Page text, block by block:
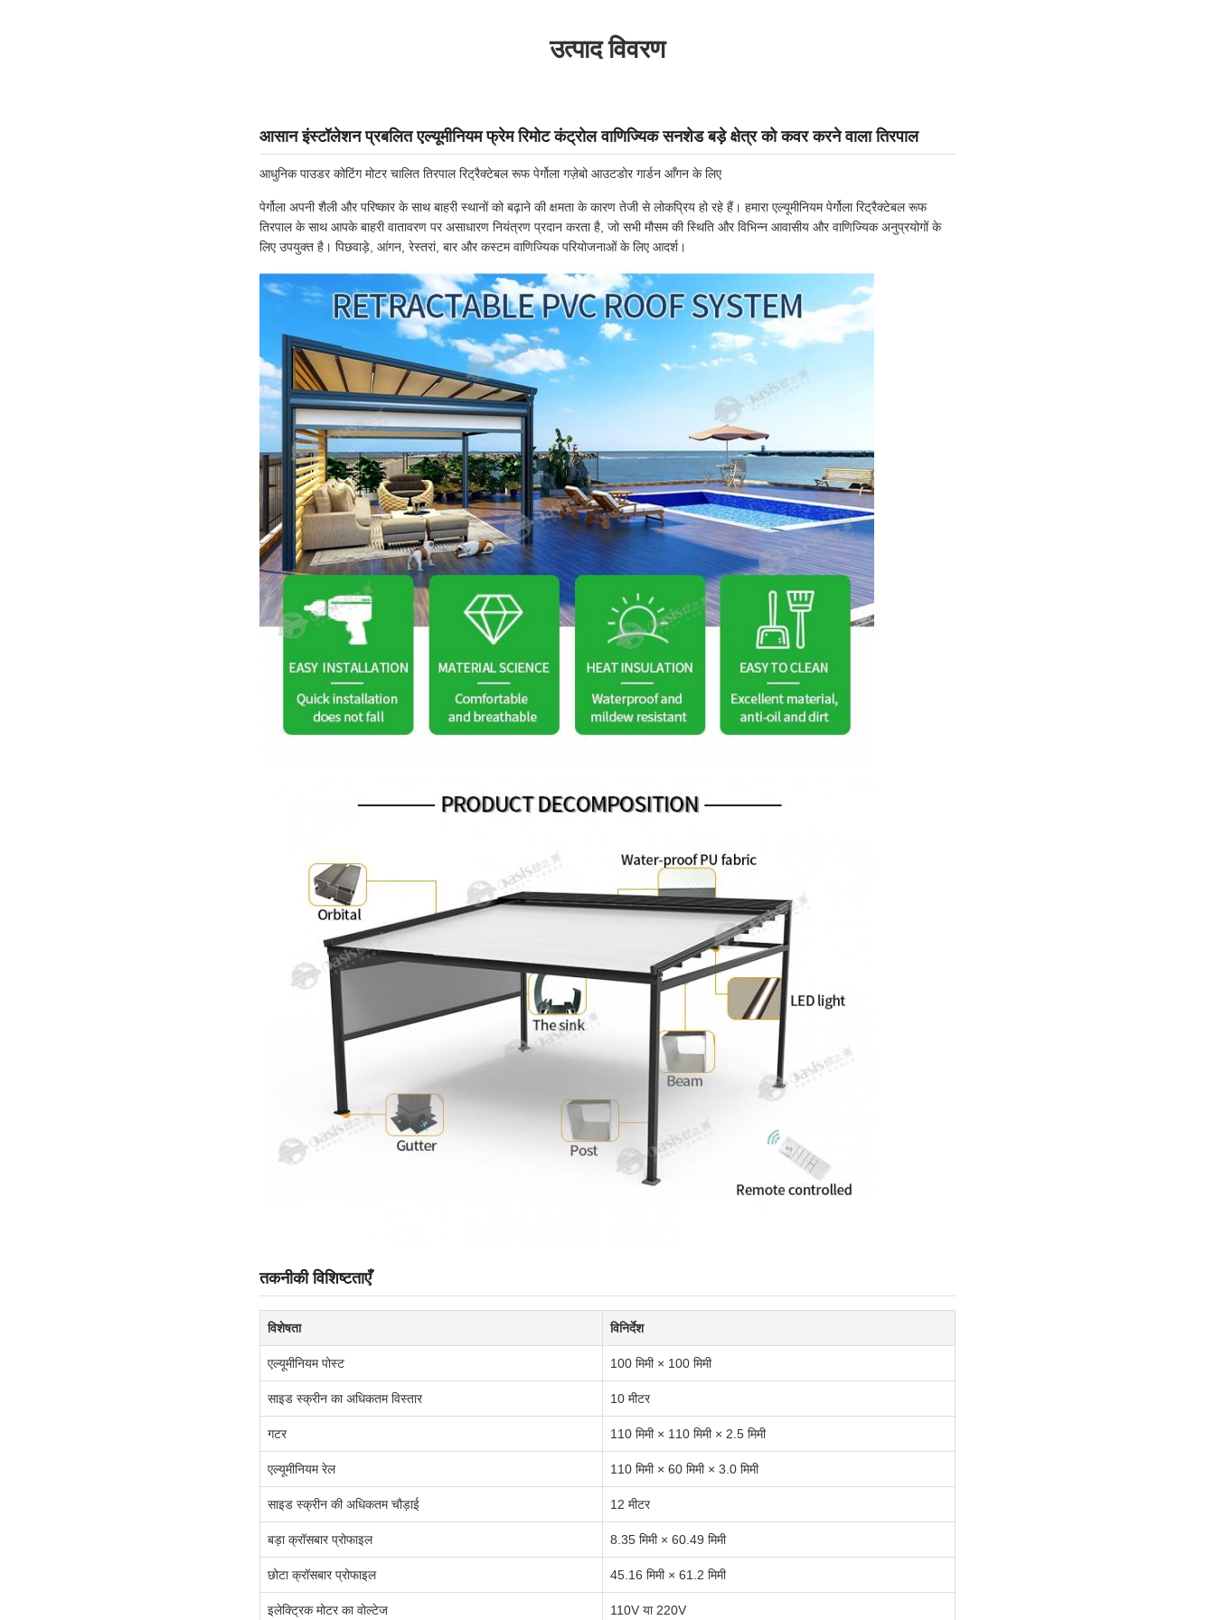
उत्पाद विवरण
आसान इंस्टॉलेशन प्रबलित एल्यूमीनियम फ्रेम रिमोट कंट्रोल वाणिज्यिक सनशेड बड़े क्षेत्र को कवर करने वाला तिरपाल
आधुनिक पाउडर कोटिंग मोटर चालित तिरपाल रिट्रैक्टेबल रूफ पेर्गोला गज़ेबो आउटडोर गार्डन आँगन के लिए
पेर्गोला अपनी शैली और परिष्कार के साथ बाहरी स्थानों को बढ़ाने की क्षमता के कारण तेजी से लोकप्रिय हो रहे हैं। हमारा एल्यूमीनियम पेर्गोला रिट्रैक्टेबल रूफ
तिरपाल के साथ आपके बाहरी वातावरण पर असाधारण नियंत्रण प्रदान करता है, जो सभी मौसम की स्थिति और विभिन्न आवासीय और वाणिज्यिक अनुप्रयोगों के
लिए उपयुक्त है। पिछवाड़े, आंगन, रेस्तरां, बार और कस्टम वाणिज्यिक परियोजनाओं के लिए आदर्श।
तकनीकी विशिष्टताएँ
विशेषता विनिर्देश
एल्यूमीनियम पोस्ट 100 मिमी × 100 मिमी
साइड स्क्रीन का अधिकतम विस्तार 10 मीटर
गटर 110 मिमी × 110 मिमी × 2.5 मिमी
एल्यूमीनियम रेल 110 मिमी × 60 मिमी × 3.0 मिमी
साइड स्क्रीन की अधिकतम चौड़ाई 12 मीटर
बड़ा क्रॉसबार प्रोफाइल 8.35 मिमी × 60.49 मिमी
छोटा क्रॉसबार प्रोफाइल 45.16 मिमी × 61.2 मिमी
इलेक्ट्रिक मोटर का वोल्टेज 110V या 220V